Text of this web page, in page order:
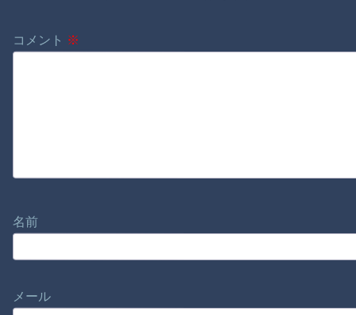
コメント ※
名前
メール